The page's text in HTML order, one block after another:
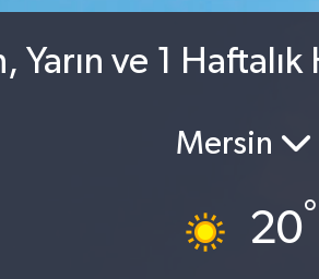
Yarın ve 1
Mersin
20°